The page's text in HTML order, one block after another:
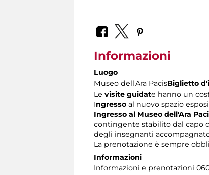
Informazioni
Luogo
Museo dell'Ara PacisBiglietto
Le visite guidate hanno un
Ingresso al nuovo spazio
Ingresso al Museo dell'Ara
contingente stabilito dal capo
degli insegnanti
La prenotazione è sempre
Informazioni
Informazioni e prenotazioni